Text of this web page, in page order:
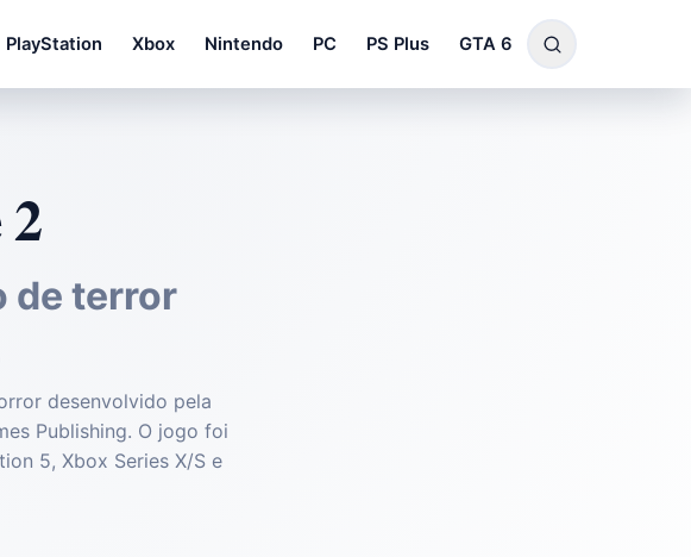
PlayStation Xbox Nintendo PC PS Plus GTA 6
de terror
desenvolvido pela
Publishing. O jogo foi
5, Xbox Series X/S e